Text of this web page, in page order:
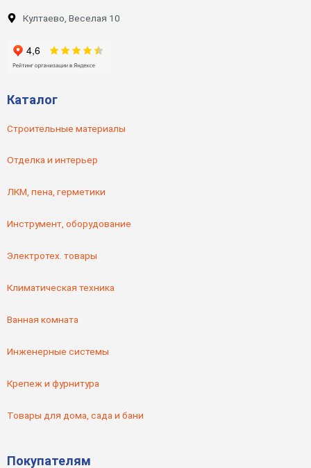
Култаево, Веселая 10
Каталог
Строительные материалы
Отделка и интерьер
ЛКМ, пена, герметики
Инструмент, оборудование
Электротех. товары
Климатическая техника
Ванная комната
Инженерные системы
Крепеж и фурнитура
Товары для дома, сада и бани
Покупателям